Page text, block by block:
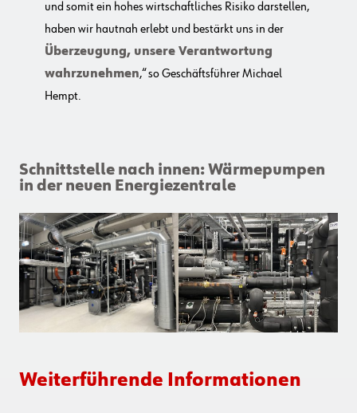
und somit ein hohes wirtschaftliches Risiko darstellen,
haben wir hautnah erlebt und bestärkt uns in der
Überzeugung, unsere Verantwortung
wahrzunehmen,“ so Geschäftsführer Michael
Hempt.
Schnittstelle nach innen: Wärmepumpen
in der neuen Energiezentrale
Weiterführende Informationen